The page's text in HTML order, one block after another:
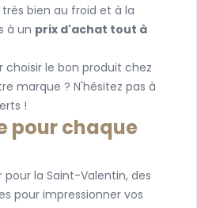
bien au froid et à la
à un prix d'achat tout à
choisir le bon produit chez
marque ? N'hésitez pas à
!
pour chaque
la Saint-Valentin, des
pour impressionner vos